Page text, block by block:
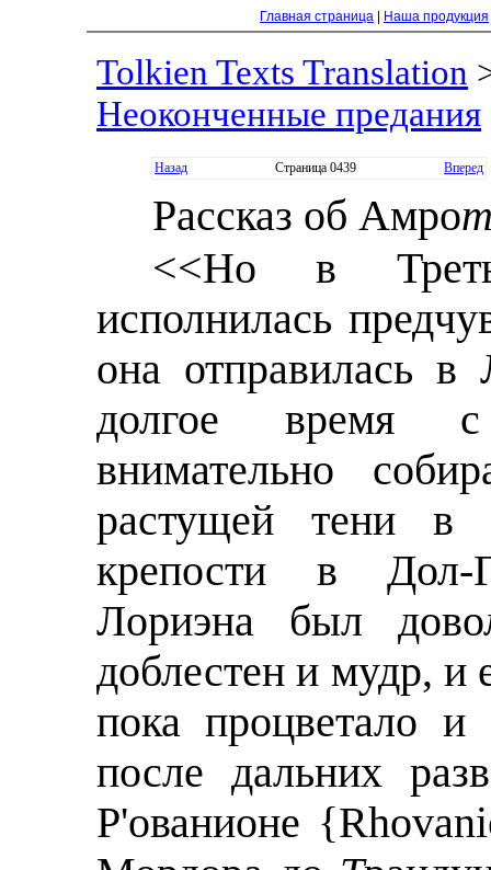
Главная страница Наша продукция
Tolkien Texts Translation
Неоконченные предания
Назад Страница 0439 Вперед
Рассказ об Амро
<<Но в
исполнилась
она отправилась в
долгое время
внимательно
растущей тени в
крепости в Дол-
Лoриэна был
доблестен и мудр, и
пока процветало
после дальних
Р'ованионе